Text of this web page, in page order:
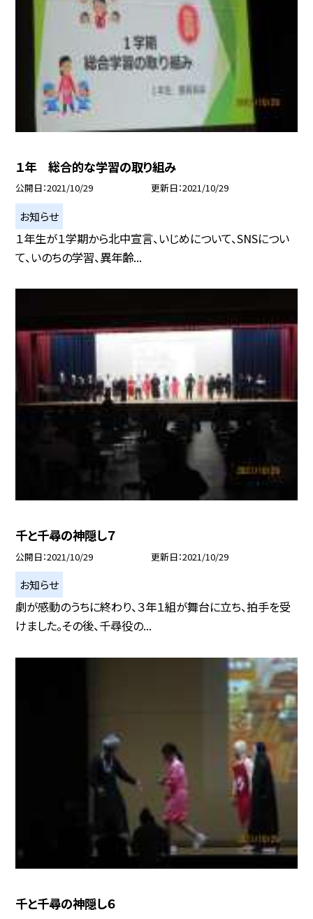
１年 総合的な学習の取り組み
公開日 2021/10/29 更新日 2021/10/29
お知らせ
１年生が１学期から北中宣言、いじめについて、SNSについ
て、いのちの学習、異年齢...
千と千尋の神隠し７
公開日 2021/10/29 更新日 2021/10/29
お知らせ
劇が感動のうちに終わり、３年１組が舞台に立ち、拍手を受
けました。その後、千尋役の...
千と千尋の神隠し６